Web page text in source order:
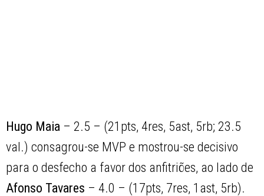
Hugo Maia – 2.5 – (21pts, 4res, 5ast, 5rb; 23.5
val.) consagrou-se MVP e mostrou-se decisivo
para o desfecho a favor dos anfitriões, ao lado de
Afonso Tavares – 4.0 – (17pts, 7res, 1ast, 5rb).